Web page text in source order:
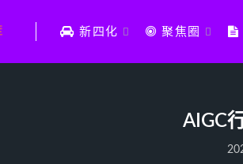
新四化 聚焦圈
AIGC